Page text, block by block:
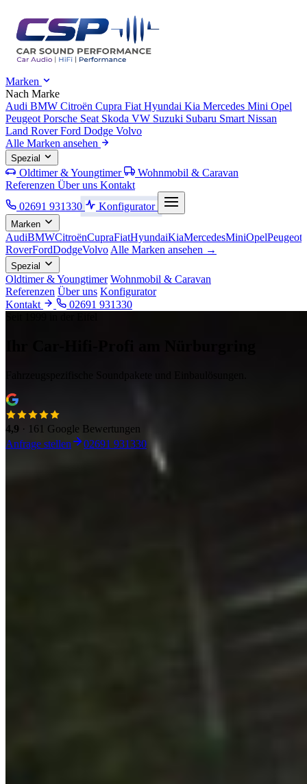
Marken
Nach Marke
Audi BMW Citroën Cupra Fiat Hyundai Kia Mercedes Mini Opel
Peugeot Porsche Seat Skoda VW Suzuki Subaru Smart Nissan
Land RoverFord Dodge Volvo
Alle Marken ansehen
Spezial
Oldtimer & Youngtimer
Wohnmobil & Caravan
Referenzen Über uns Kontakt
02691 931330
Konfigurator
Marken
AudiBMWCitroënCupraFiatHyundaiKiaMercedesMiniOpelPeugeot
RoverFordDodgeVolvo Alle Marken ansehen →
Spezial
Oldtimer & Youngtimer Wohnmobil & Caravan
Referenzen Über uns Konfigurator
Kontakt
02691 931330
Fahrzeugspezifische Soundpakete und Einbaulösungen.
4,9 · 161 Google Bewertungen
Anfrage stellen
02691 931330
Soundpaket jetzt konfigurieren